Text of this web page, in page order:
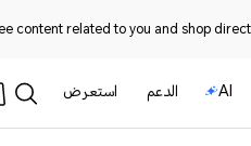
content related to you and shop
AI الدعم استعرض